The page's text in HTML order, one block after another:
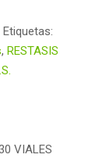
Etiquetas:
, RESTASIS
VIALES